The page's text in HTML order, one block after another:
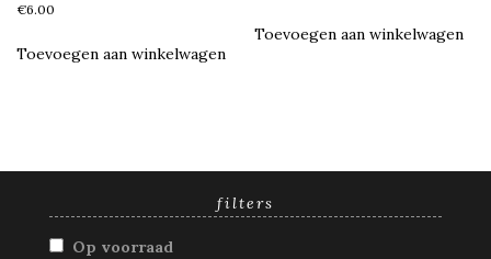
€6.00
Toevoegen aan winkelwagen
Toevoegen aan winkelwagen
filters
Op voorraad